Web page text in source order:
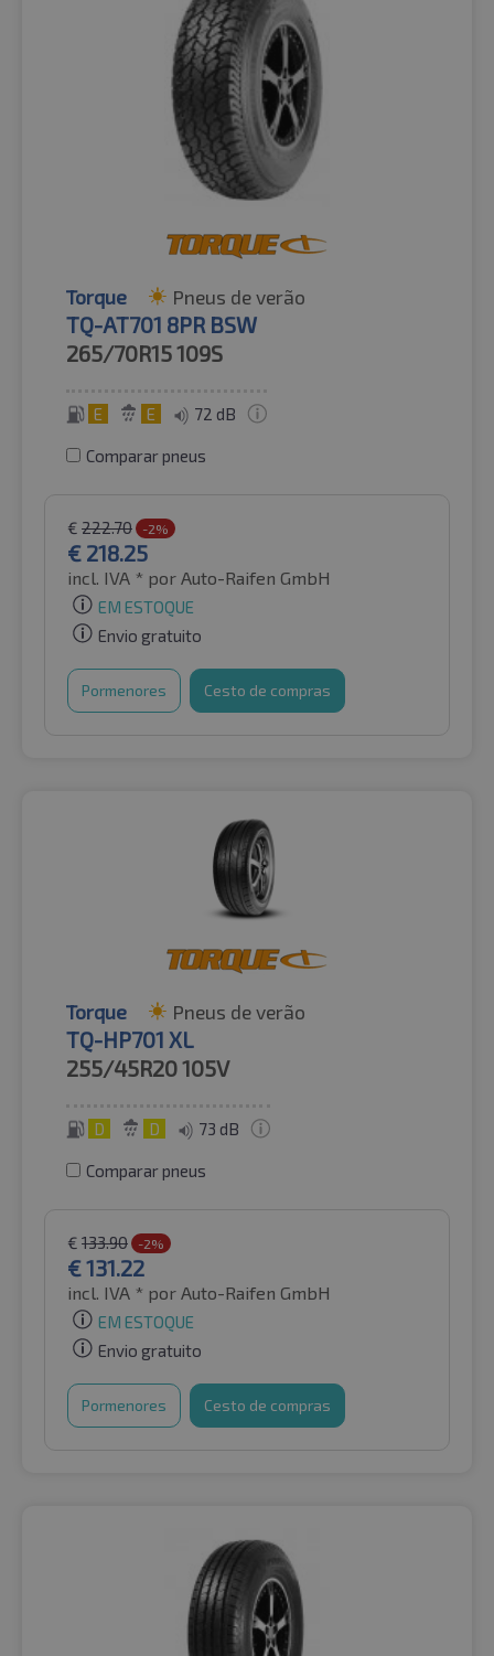
Torque Pneus de verão
TQ-AT701 8PR BSW
265/70R15109S
E E 72 dB
Comparar pneus
€ 222.70 -2%
€ 218.25
incl. IVA * por Auto-Raifen GmbH
EM ESTOQUE
Envio gratuito
Pormenores Cesto de compras
Torque Pneus de verão
TQ-HP701 XL
255/45R20105V
D D 73 dB
Comparar pneus
€ 133.90 -2%
€131.22
incl. IVA * por Auto-Raifen GmbH
EM ESTOQUE
Envio gratuito
Pormenores Cesto de compras